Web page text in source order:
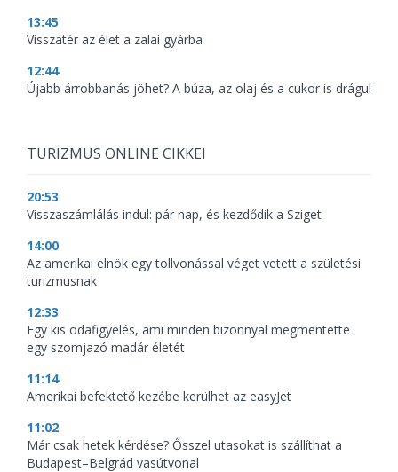
13:45
Visszatér az élet a zalai gyárba
12:44
Újabb árrobbanás jöhet? A búza, az olaj és a cukor is drágul
TURIZMUS ONLINE CIKKEI
20:53
Visszaszámlálás indul: pár nap, és kezdődik a Sziget
14:00
Az amerikai elnök egy tollvonással véget vetett a születési
turizmusnak
12:33
Egy kis odafigyelés, ami minden bizonnyal megmentette
egy szomjazó madár életét
11:14
Amerikai befektető kezébe kerülhet az easyJet
11:02
Már csak hetek kérdése? Ősszel utasokat is szállíthat a
Budapest–Belgrád vasútvonal